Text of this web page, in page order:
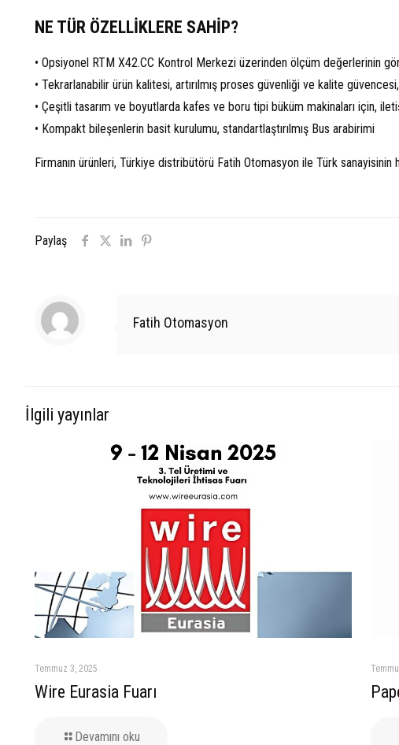
NE TÜR ÖZELLİKLERE SAHİP?
• Opsiyonel RTM X42.CC Kontrol Merkezi üzerinden ölçüm değerlerinin
• Tekrarlanabilir ürün kalitesi, artırılmış proses güvenliği ve kalite
• Çeşitli tasarım ve boyutlarda kafes ve boru tipi büküm makinaları için,
• Kompakt bileşenlerin basit kurulumu, standartlaştırılmış Bus arabirimi
Firmanın ürünleri, Türkiye distribütörü Fatih Otomasyon ile Türk sanayisinin
Paylaş
Fatih Otomasyon
İlgili yayınlar
Temmuz 3, 2025
Wire Eurasia Fuarı
Devamını oku